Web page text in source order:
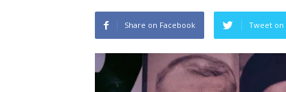
Share on Facebook Tweet